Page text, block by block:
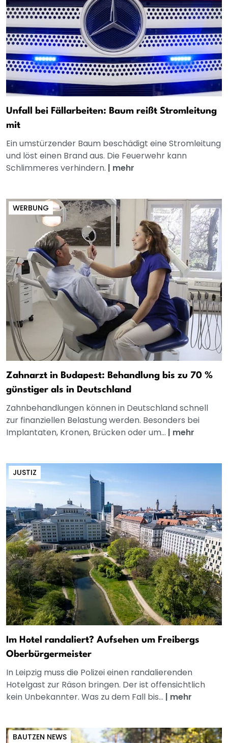
Unfall bei Fällarbeiten: Baum reißt Stromleitung
mit
Ein umstürzender Baum beschädigt eine Stromleitung
und löst einen Brand aus. Die Feuerwehr kann
Schlimmeres verhindern. | mehr
WERBUNG
Zahnarzt in Budapest: Behandlung bis zu 70 %
günstiger als in Deutschland
Zahnbehandlungen können in Deutschland schnell
zur finanziellen Belastung werden. Besonders bei
Implantaten, Kronen, Brücken oder um... | mehr
JUSTIZ
Im Hotel randaliert? Aufsehen um Freibergs
Oberbürgermeister
In Leipzig muss die Polizei einen randalierenden
Hotelgast zur Räson bringen. Der ist offensichtlich
kein Unbekannter. Was zu dem Fall bis... | mehr
BAUTZEN NEWS